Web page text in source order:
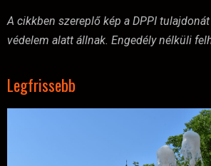
A cikkben szereplő kép a DPPI
védelem alatt állnak. Engedély nélküli
Legfrissebb